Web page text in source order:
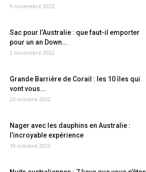
9 novembre 2022
Sac pour l’Australie : que faut-il emporter
pour un an Down...
2 novembre 2022
Grande Barrière de Corail : les 10 îles qui
vont vous...
26 octobre 2022
Nager avec les dauphins en Australie :
l’incroyable expérience
19 octobre 2022